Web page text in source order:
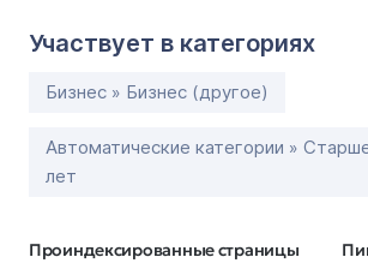
Участвует в категориях
Бизнес » Бизнес (другое)
Автоматические категории »
лет
Проиндексированные страницы